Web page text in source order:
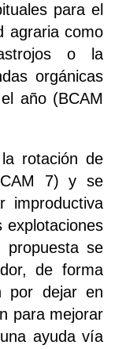
para el
agraria como
o la
orgánicas
año (BCAM
rotación de
7) y se
improductiva
explotaciones
propuesta se
de forma
por dejar en
para mejorar
ayuda vía